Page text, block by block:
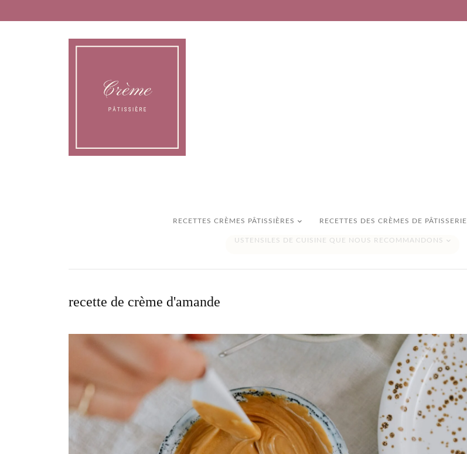
RECETTES CRÈMES PÂTISSIÈRES RECETTES DES CRÈMES DE PÂTISSERIE
USTENSILES DE CUISINE QUE NOUS RECOMMANDONS
recette de crème d'amande